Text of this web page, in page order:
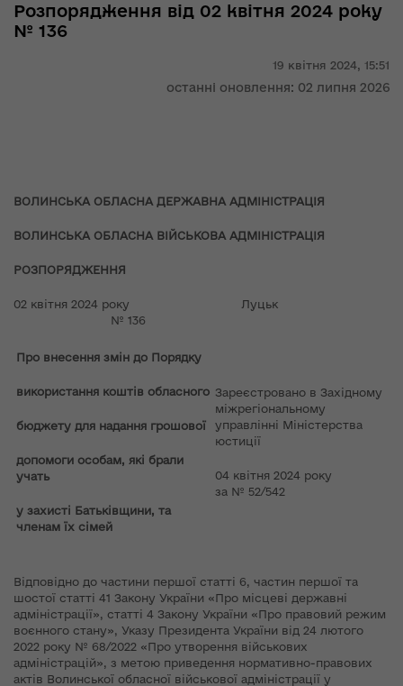
19 квітня 2024, 15:51
останні оновлення: 02 липня 2026
Розпорядження від 02 квітня 2024 року
№ 136
ВОЛИНСЬКА ОБЛАСНА ДЕРЖАВНА АДМІНІСТРАЦІЯ
ВОЛИНСЬКА ОБЛАСНА ВІЙСЬКОВА АДМІНІСТРАЦІЯ
РОЗПОРЯДЖЕННЯ
02 квітня 2024 року Луцьк
№ 136
Про внесення змін до Порядку
використання коштів обласного
бюджету для надання грошової
допомоги особам, які брали
учать
у захисті Батьківщини, та
членам їх сімей
Зареєстровано в Західному
міжрегіональному
управлінні Міністерства
юстиції
04 квітня 2024 року
за № 52/542
Відповідно до частини першої статті 6, частин першої та
шостої статті 41 Закону України «Про місцеві державні
адміністрації», статті 4 Закону України «Про правовий режим
воєнного стану», Указу Президента України від 24 лютого
2022 року № 68/2022 «Про утворення військових
адміністрацій», з метою приведення нормативно-правових
актів Волинської обласної військової адміністрації у